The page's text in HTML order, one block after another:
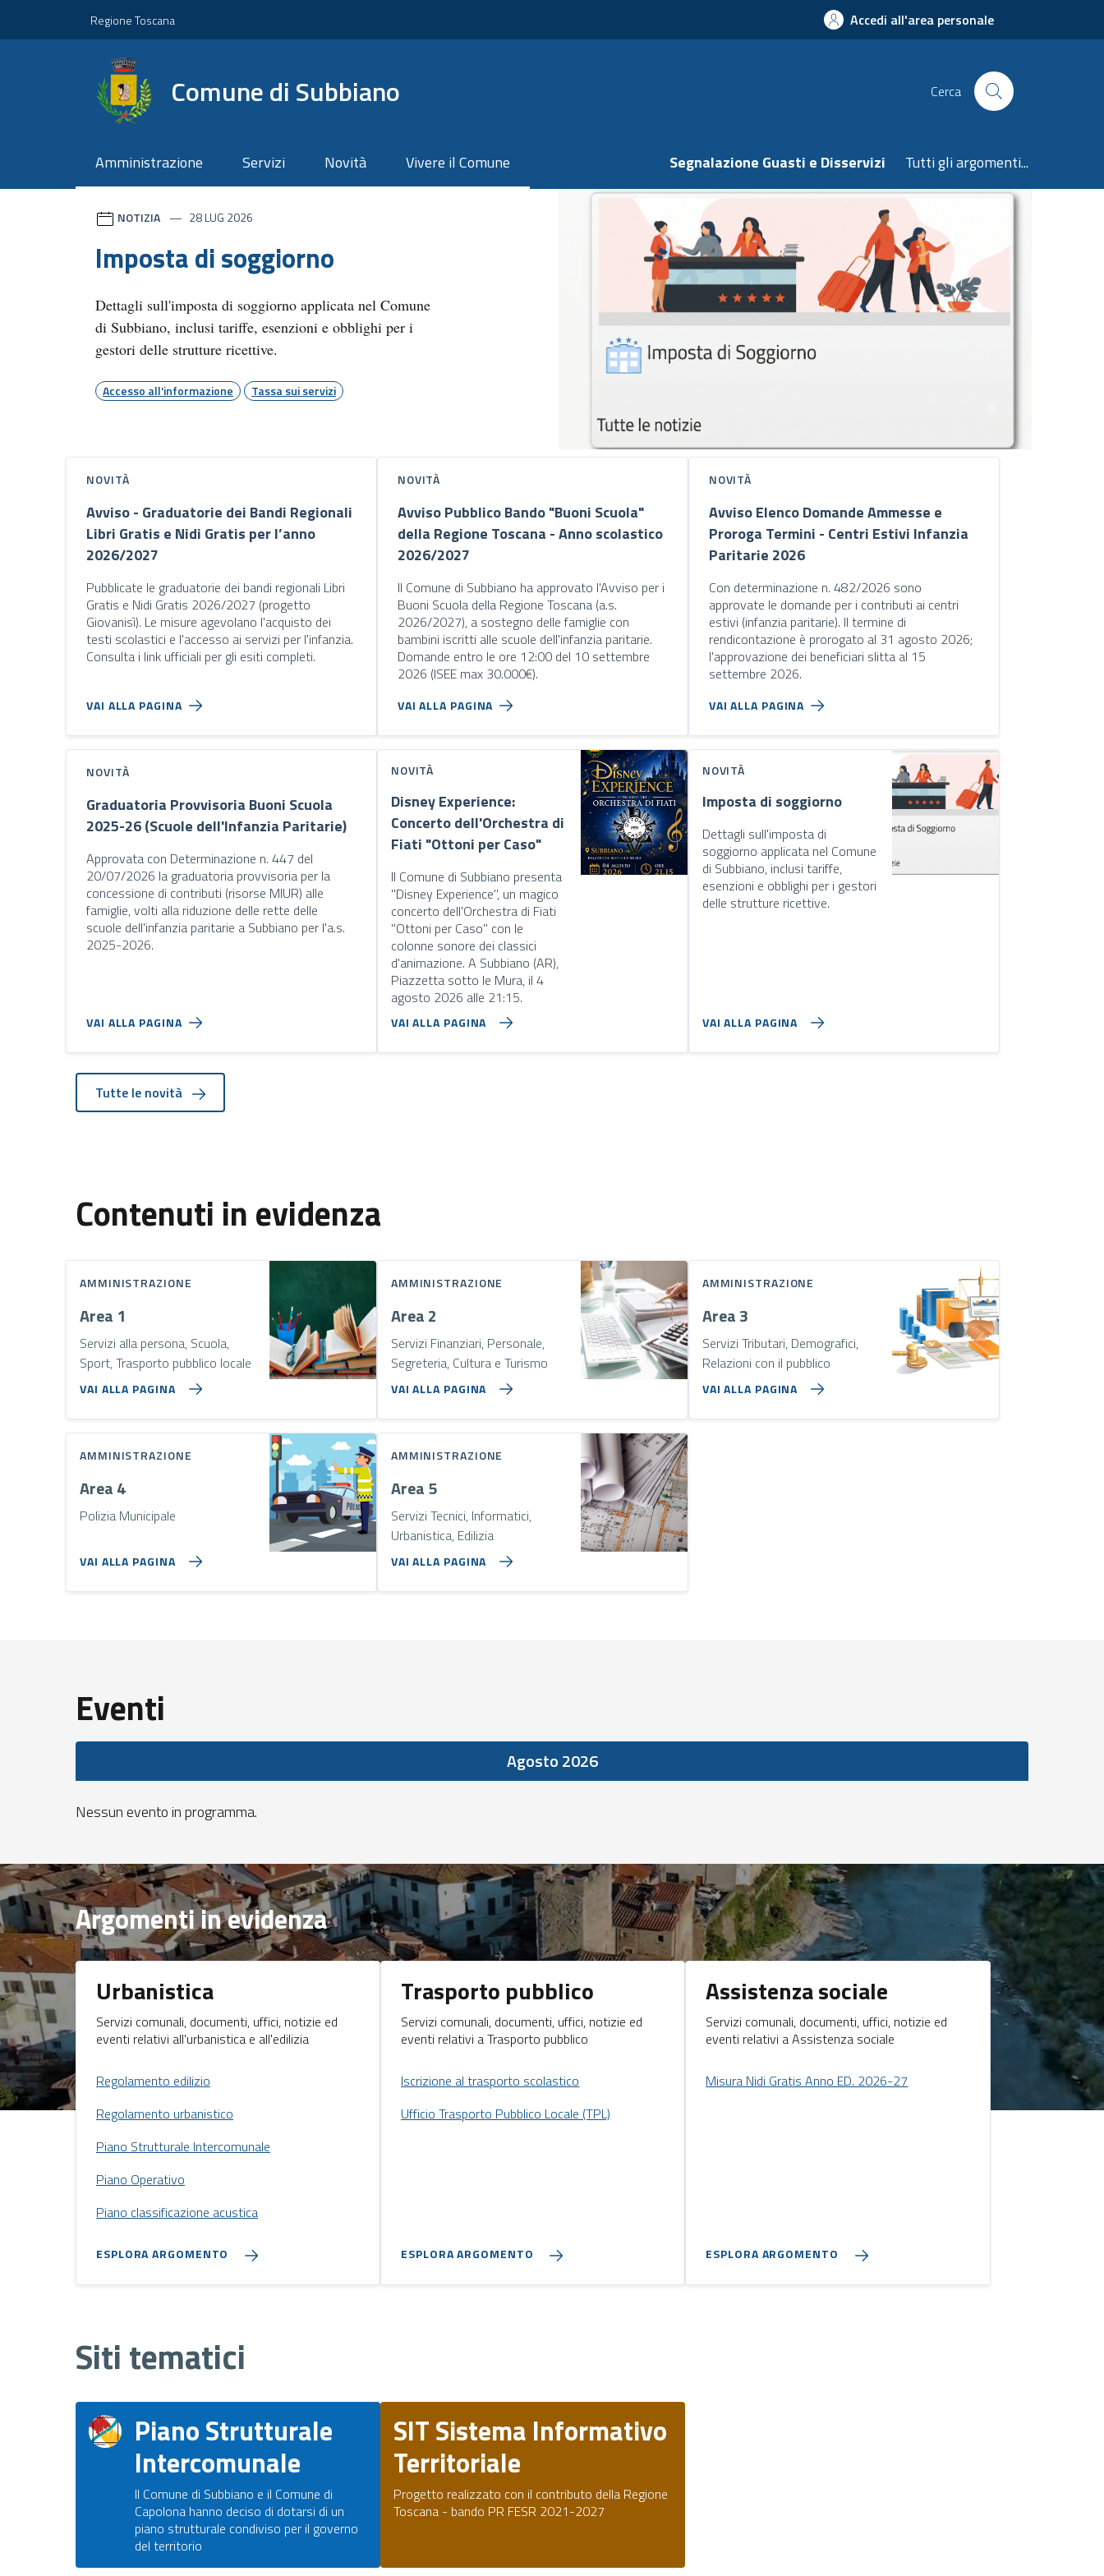
Regione Toscana Accedi all'area personale
Comune di Subbiano Cerca
Amministrazione Servizi Novità Vivere il Comune Segnalazione Guasti e Disservizi Tutti gli argomenti...
Comune di Subbiano
Contenuti in evidenza
Novità in evidenza
NOTIZIA 28 LUG 2026
Imposta di soggiorno
Dettagli sull'imposta di soggiorno applicata nel Comune
di Subbiano, inclusi tariffe, esenzioni e obblighi per i
gestori delle strutture ricettive.
Accesso all'informazione Tassa sui servizi
NOVITÀ
Avviso - Graduatorie dei Bandi Regionali
Libri Gratis e Nidi Gratis per l’anno
2026/2027
Pubblicate le graduatorie dei bandi regionali Libri
Gratis e Nidi Gratis 2026/2027 (progetto
Giovanisì). Le misure agevolano l'acquisto dei
testi scolastici e l'accesso ai servizi per l'infanzia.
Consulta i link ufficiali per gli esiti completi.
VAI ALLA PAGINA
NOVITÀ
Avviso Pubblico Bando "Buoni Scuola"
della Regione Toscana - Anno scolastico
2026/2027
Il Comune di Subbiano ha approvato l'Avviso per i
Buoni Scuola della Regione Toscana (a.s.
2026/2027), a sostegno delle famiglie con
bambini iscritti alle scuole dell'infanzia paritarie.
Domande entro le ore 12:00 del 10 settembre
2026 (ISEE max 30.000€).
VAI ALLA PAGINA
NOVITÀ
Avviso Elenco Domande Ammesse e
Proroga Termini - Centri Estivi Infanzia
Paritarie 2026
Con determinazione n. 482/2026 sono
approvate le domande per i contributi ai centri
estivi (infanzia paritarie). Il termine di
rendicontazione è prorogato al 31 agosto 2026;
l'approvazione dei beneficiari slitta al 15
settembre 2026.
VAI ALLA PAGINA
NOVITÀ
Graduatoria Provvisoria Buoni Scuola
2025-26 (Scuole dell'Infanzia Paritarie)
Approvata con Determinazione n. 447 del
20/07/2026 la graduatoria provvisoria per la
concessione di contributi (risorse MIUR) alle
famiglie, volti alla riduzione delle rette delle
scuole dell'infanzia paritarie a Subbiano per l'a.s.
2025-2026.
VAI ALLA PAGINA
NOVITÀ
Disney Experience:
Concerto dell'Orchestra di
Fiati "Ottoni per Caso"
Il Comune di Subbiano presenta
"Disney Experience", un magico
concerto dell'Orchestra di Fiati
"Ottoni per Caso" con le
colonne sonore dei classici
d'animazione. A Subbiano (AR),
Piazzetta sotto le Mura, il 4
agosto 2026 alle 21:15.
VAI ALLA PAGINA
NOVITÀ
Imposta di soggiorno
Dettagli sull'imposta di
soggiorno applicata nel Comune
di Subbiano, inclusi tariffe,
esenzioni e obblighi per i gestori
delle strutture ricettive.
VAI ALLA PAGINA
Tutte le novità
Contenuti in evidenza
AMMINISTRAZIONE
Area 1
Servizi alla persona, Scuola,
Sport, Trasporto pubblico locale
VAI ALLA PAGINA
AMMINISTRAZIONE
Area 2
Servizi Finanziari, Personale,
Segreteria, Cultura e Turismo
VAI ALLA PAGINA
AMMINISTRAZIONE
Area 3
Servizi Tributari, Demografici,
Relazioni con il pubblico
VAI ALLA PAGINA
AMMINISTRAZIONE
Area 4
Polizia Municipale
VAI ALLA PAGINA
AMMINISTRAZIONE
Area 5
Servizi Tecnici, Informatici,
Urbanistica, Edilizia
VAI ALLA PAGINA
Eventi
Agosto 2026
Nessun evento in programma.
Argomenti in evidenza
Urbanistica
Servizi comunali, documenti, uffici, notizie ed
eventi relativi all'urbanistica e all'edilizia
Regolamento edilizio
Regolamento urbanistico
Piano Strutturale Intercomunale
Piano Operativo
Piano classificazione acustica
ESPLORA ARGOMENTO
Trasporto pubblico
Servizi comunali, documenti, uffici, notizie ed
eventi relativi a Trasporto pubblico
Iscrizione al trasporto scolastico
Ufficio Trasporto Pubblico Locale (TPL)
ESPLORA ARGOMENTO
Assistenza sociale
Servizi comunali, documenti, uffici, notizie ed
eventi relativi a Assistenza sociale
Misura Nidi Gratis Anno ED. 2026-27
ESPLORA ARGOMENTO
Siti tematici
Piano Strutturale
Intercomunale
Il Comune di Subbiano e il Comune di
Capolona hanno deciso di dotarsi di un
piano strutturale condiviso per il governo
del territorio
SIT Sistema Informativo
Territoriale
Progetto realizzato con il contributo della Regione
Toscana - bando PR FESR 2021-2027